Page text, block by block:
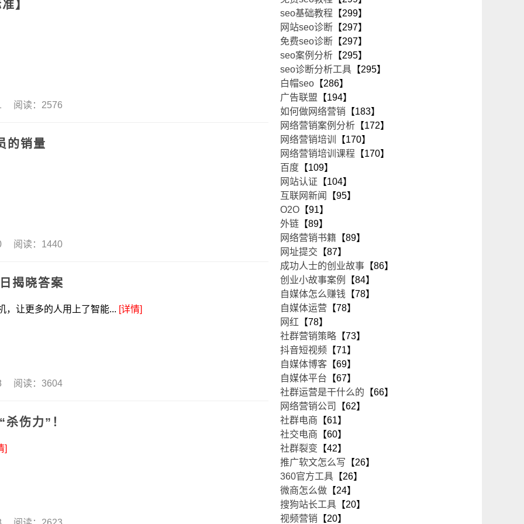
】
阅读：2576
的销量
阅读：1440
揭晓答案
让更多的人用上了智能... [详情]
阅读：3604
伤力”！
]
seo基础教程 【299】
网站seo诊断 【297】
免费seo诊断 【297】
seo案例分析 【295】
seo诊断分析工具 【295】
白帽seo 【286】
广告联盟 【194】
如何做网络营销 【183】
网络营销案例分析 【172】
网络营销培训
【170】
网络营销培训课程 【170】
百度 【109】
网站认证 【104】
互联网新闻
【95】
O2O 【91】
外链 【89】
网络营销书籍 【89】
网址提交 【87】
成功人士的创业故事 【86】
创业小故事案例
【84】
自媒体怎么赚钱 【78】
自媒体运营 【78】
网红 【78】
社群营销策略 【73】
抖音短视频 【71】
自媒体博客 【69】
自媒体平台 【67】
社群运营是干什么的 【66】
网络营销公司
【62】
社群电商 【61】
社交电商 【60】
社群裂变 【42】
推广软文怎么写 【26】
360官方工具 【26】
微商怎么做 【24】
搜狗站长工具 【20】
视频营销 【20】